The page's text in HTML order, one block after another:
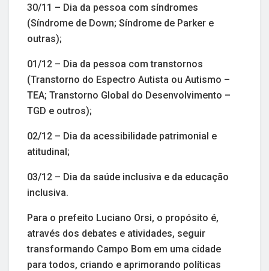
30/11 – Dia da pessoa com síndromes
(Síndrome de Down; Síndrome de Parker e
outras);
01/12 – Dia da pessoa com transtornos
(Transtorno do Espectro Autista ou Autismo –
TEA; Transtorno Global do Desenvolvimento –
TGD e outros);
02/12 – Dia da acessibilidade patrimonial e
atitudinal;
03/12 – Dia da saúde inclusiva e da educação
inclusiva.
Para o prefeito Luciano Orsi, o propósito é,
através dos debates e atividades, seguir
transformando Campo Bom em uma cidade
para todos, criando e aprimorando políticas